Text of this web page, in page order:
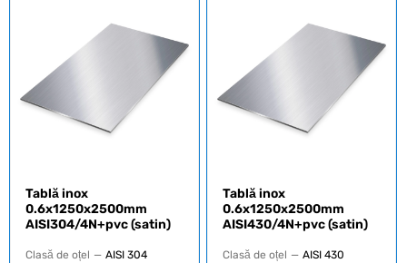
Tablă inox
0.6х1250х2500mm
AISI304/4N+pvc (satin)
Clasă de oțel — AISI 304
Tablă inox
0.6x1250x2500mm
AISI430/4N+pvc (satin)
Clasă de oțel — AISI 430